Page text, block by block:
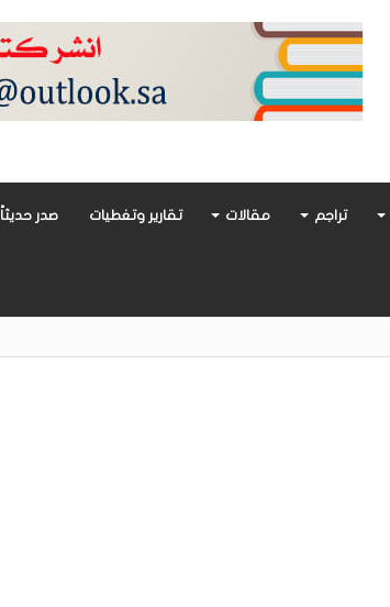
تراجم مقالات تقارير وتغطيات صدر حديثاً
في هشاشة الحب وصراعات الذات